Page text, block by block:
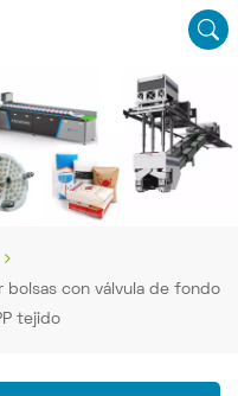
bolsas con válvula de fondo
tejido